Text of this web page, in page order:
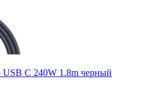
C 240W 1.8m черный